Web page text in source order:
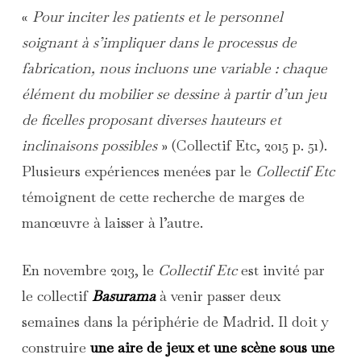
« Pour inciter les patients et le personnel
soignant à s’impliquer dans le processus de
fabrication, nous incluons une variable : chaque
élément du mobilier se dessine à partir d’un jeu
de ficelles proposant diverses hauteurs et
inclinaisons possibles » (Collectif Etc, 2015 p. 51).
Plusieurs expériences menées par le Collectif Etc
témoignent de cette recherche de marges de
manœuvre à laisser à l’autre.
En novembre 2013, le Collectif Etcest invité par
le collectifBasuramaà venir passer deux
semaines dans la périphérie de Madrid. Il doit y
construire une aire de jeux et une scène sous une